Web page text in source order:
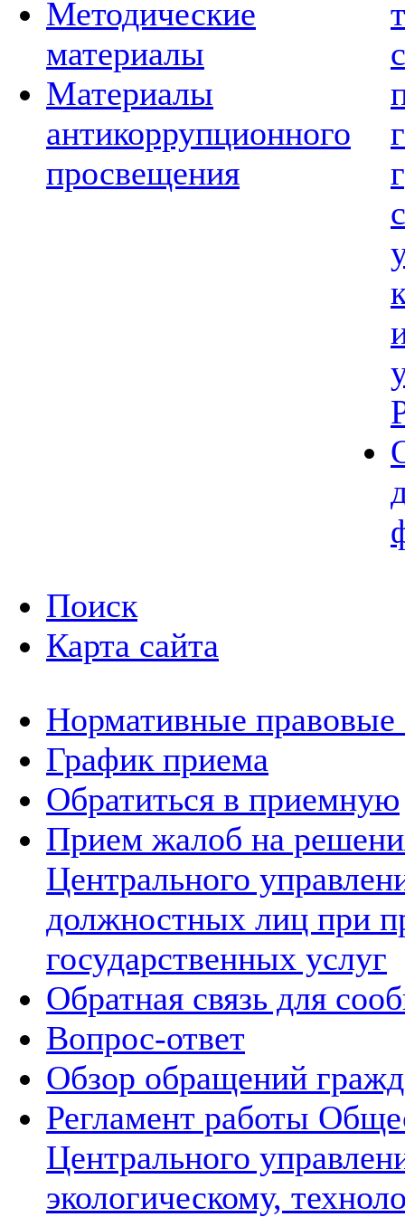
Методические
материалы
Материалы
антикоррупционного
просвещения
Поиск
Карта сайта
Нормативные правовые
График приема
Обратиться в приемную
Прием жалоб на
Центрального
должностных лиц при
государственных услуг
Обратная связь для
Вопрос-ответ
Обзор обращений
Регламент работы
Центрального
экологическому,